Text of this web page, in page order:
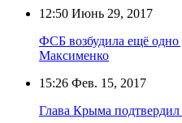
12:50 Июнь 29, 2017
ФСБ возбудила ещё
Максименко
15:26 Фев. 15, 2017
Глава Крыма